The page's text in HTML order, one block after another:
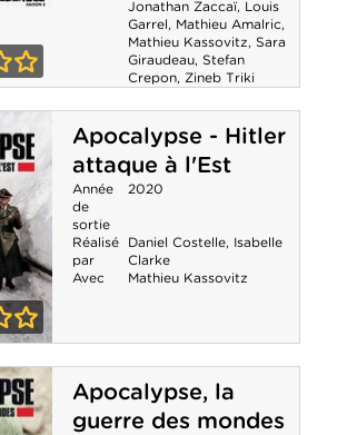
Jonathan Zaccaï, Louis
Garrel, Mathieu Amalric,
Mathieu Kassovitz, Sara
Giraudeau, Stefan
Crepon, Zineb Triki
Apocalypse - Hitler
attaque à l'Est
-
à
Année
de
sortie
2020
Réalisé
par
Daniel Costelle, Isabelle
Clarke
Avec
Mathieu Kassovitz
Apocalypse, la
guerre des mondes